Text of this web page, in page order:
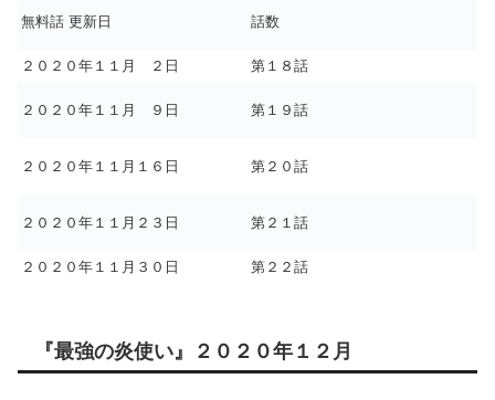
無料話 更新日 話数
２０２０年１１月 ２日 第１８話
２０２０年１１月 ９日 第１９話
２０２０年１１月１６日 第２０話
２０２０年１１月２３日 第２１話
２０２０年１１月３０日 第２２話
『最強の炎使い』２０２０年１２月